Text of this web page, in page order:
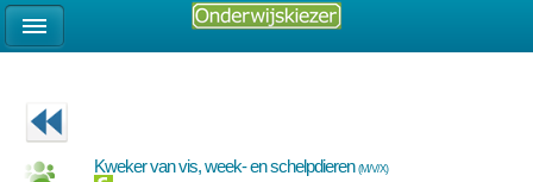
Kweker van vis, week- en schelpdieren(M/V/X)